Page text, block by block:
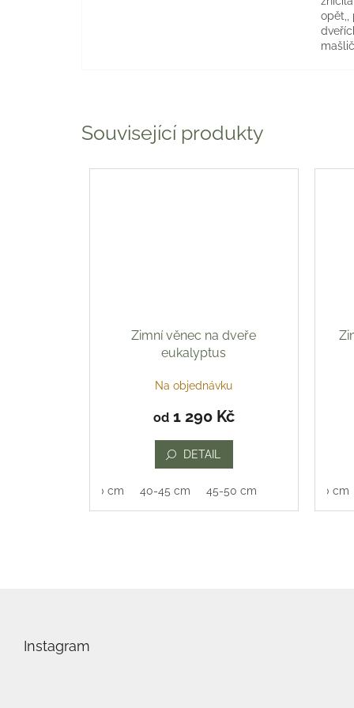
Související produkty
Zimní věnec na dveře
eukalyptus
Na objednávku
od1 290 Kč
DETAIL
35-40 cm 40-45 cm 45-50 cm 35-40 cm
opět,,
Instagram